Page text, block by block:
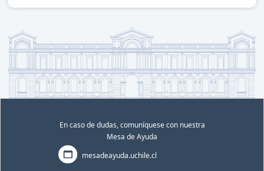
En caso de dudas, comuníquese con nuestra
Mesa de Ayuda
mesadeayuda.uchile.cl